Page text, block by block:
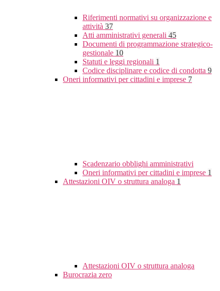
Riferimenti normativi su organizzazione e
attività 37
Atti amministrativi generali 45
Documenti di programmazione strategico-
gestionale 10
Statuti e leggi regionali 1
Codice disciplinare e codice di condotta 9
Oneri informativi per cittadini e imprese 7
Scadenzario obblighi amministrativi
Oneri informativi per cittadini e imprese 1
Attestazioni OIV o struttura analoga 1
Attestazioni OIV o struttura analoga
Burocrazia zero